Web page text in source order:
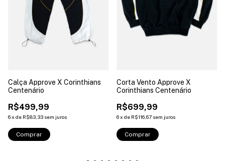
Calça Approve X Corinthians
Centenário
R$499,99
6x de R$83,33 sem juros
Comprar
Corta Vento Approve X
Corinthians Centenário
R$699,99
6x de R$116,67 sem juros
Comprar